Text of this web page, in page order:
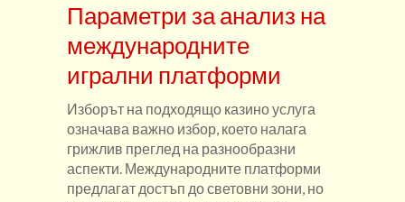
Параметри за анализ на
международните
игрални платформи
Изборът на подходящо казино услуга
означава важно избор, което налага
грижлив преглед на разнообразни
аспекти. Международните платформи
предлагат достъп до световни зони, но